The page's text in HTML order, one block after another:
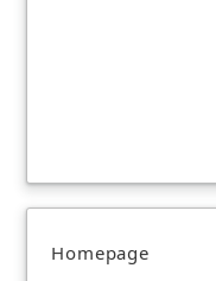
Homepage